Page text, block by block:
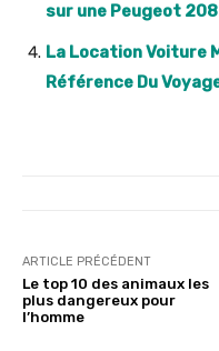
sur une Peugeot
La Location Voiture
Référence Du
ARTICLE PRÉCÉDENT
Le top 10 des animaux les
plus dangereux pour
l’homme